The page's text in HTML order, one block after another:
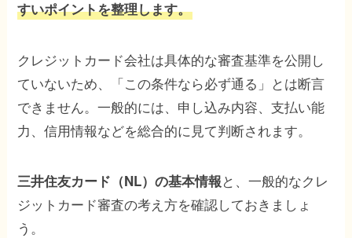
すいポイントを整理します。
クレジットカード会社は具体的な審査基準を公開し
ていないため、「この条件なら必ず通る」とは断言
できません。一般的には、申し込み内容、支払い能
力、信用情報などを総合的に見て判断されます。
三井住友カード（NL）の基本情報と、一般的なクレ
ジットカード審査の考え方を確認しておきましょ
う。